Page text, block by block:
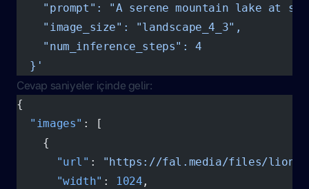
"prompt": "A serene mountain lake at
    "image_size": "landscape_4_3",
    "num_inference_steps": 4
  }'
Cevap saniyeler içinde gelir:
{
  "images"
: [
    {
      "url"
:
"https://fal.media/files/lion-
      "width"
: 1024 ,